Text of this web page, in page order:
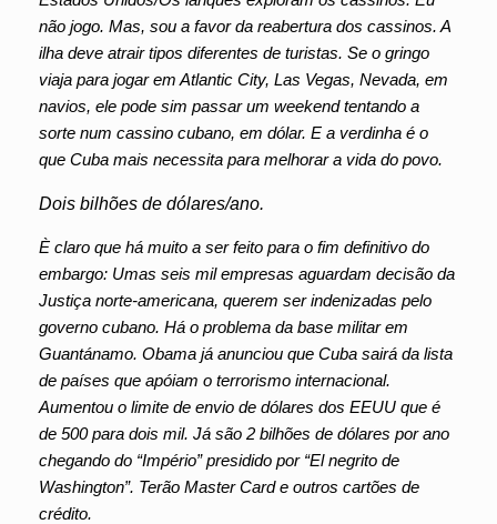
não jogo. Mas, sou a favor da reabertura dos cassinos. A
ilha deve atrair tipos diferentes de turistas. Se o gringo
viaja para jogar em Atlantic City, Las Vegas, Nevada, em
navios, ele pode sim passar um weekend tentando a
sorte num cassino cubano, em dólar. E a verdinha é o
que Cuba mais necessita para melhorar a vida do povo.
Dois bilhões de dólares/ano.
È claro que há muito a ser feito para o fim definitivo do
embargo: Umas seis mil empresas aguardam decisão da
Justiça norte-americana, querem ser indenizadas pelo
governo cubano. Há o problema da base militar em
Guantánamo. Obama já anunciou que Cuba sairá da lista
de países que apóiam o terrorismo internacional.
Aumentou o limite de envio de dólares dos EEUU que é
de 500 para dois mil. Já são 2 bilhões de dólares por ano
chegando do “Império” presidido por “El negrito de
Washington”. Terão Master Card e outros cartões de
crédito.